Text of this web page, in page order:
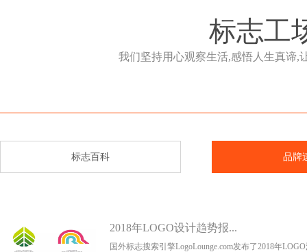
标志工
我们坚持用心观察生活,感悟人生真谛,
标志百科 品牌
2018年LOGO设计趋势报...
国外标志搜索引擎LogoLounge.com发布了2018年